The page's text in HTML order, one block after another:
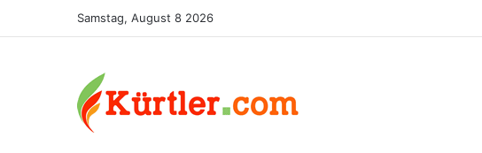
Samstag, August 8 2026